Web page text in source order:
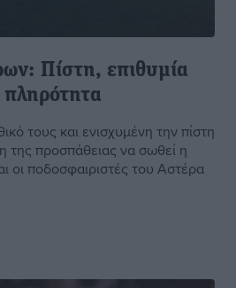
Πίστη, επιθυμία
πληρότητα
τους και ενισχυμένη την πίστη
της προσπάθειας να σωθεί η
οι ποδοσφαιριστές του Αστέρα